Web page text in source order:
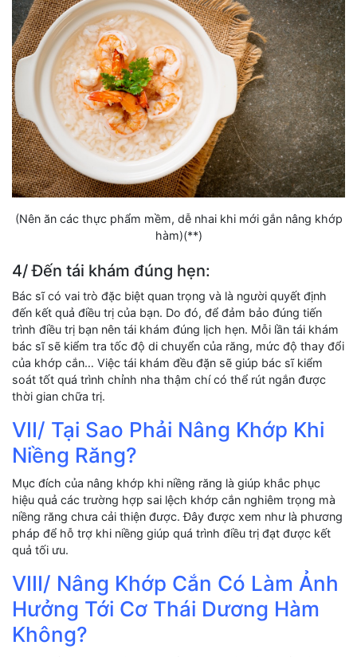
(Nên ăn các thực phẩm mềm, dễ nhai khi mới gắn nâng khớp
hàm)(**)
4/ Đến tái khám đúng hẹn:
Bác sĩ có vai trò đặc biệt quan trọng và là người quyết định
đến kết quả điều trị của bạn. Do đó, để đảm bảo đúng tiến
trình điều trị bạn nên tái khám đúng lịch hẹn. Mỗi lần tái khám
bác sĩ sẽ kiểm tra tốc độ di chuyển của răng, mức độ thay đổi
của khớp cắn… Việc tái khám đều đặn sẽ giúp bác sĩ kiểm
soát tốt quá trình chỉnh nha thậm chí có thể rút ngắn được
thời gian chữa trị.
VII/ Tại Sao Phải Nâng Khớp Khi
Niềng Răng?
Mục đích của nâng khớp khi niềng răng là giúp khắc phục
hiệu quả các trường hợp sai lệch khớp cắn nghiêm trọng mà
niềng răng chưa cải thiện được. Đây được xem như là phương
pháp để hỗ trợ khi niềng giúp quá trình điều trị đạt được kết
quả tối ưu.
VIII/ Nâng Khớp Cắn Có Làm Ảnh
Hưởng Tới Cơ Thái Dương Hàm
Không?